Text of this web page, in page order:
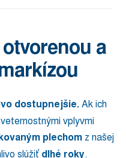
a
dostupnejšie.Ak ich
vplyvmi
plechomz našej
slúžiť dlhé roky.